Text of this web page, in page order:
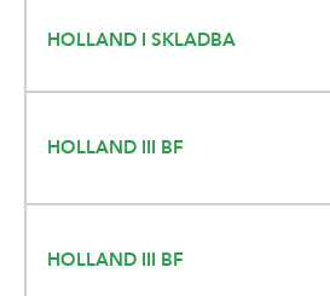
HOLLAND I SKLADBA
HOLLAND III BF
HOLLAND III BF